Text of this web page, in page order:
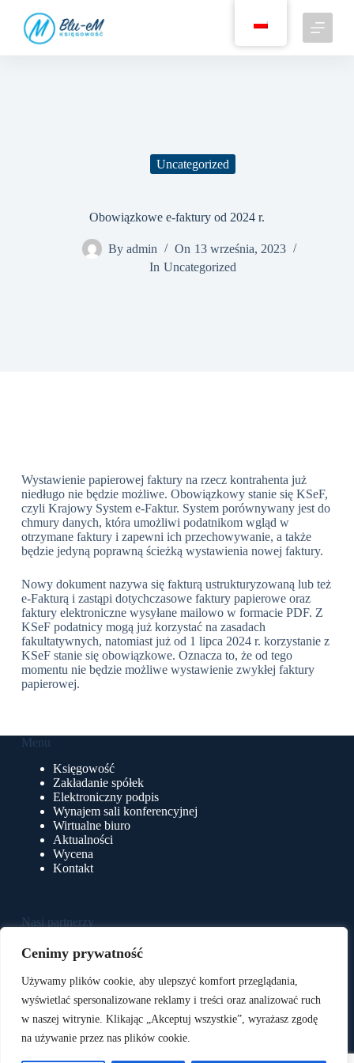
Cenimy prywatność
Używamy plików cookie, aby ulepszyć komfort przeglądania,
wyświetlać spersonalizowane reklamy i treści oraz analizować ruch
w naszej witrynie. Klikając „Akceptuj wszystkie”, wyrażasz zgodę
na używanie przez nas plików cookie.
Uncategorized
Obowiązkowe e-faktury od 2024 r.
By admin On 13 września, 2023
In Uncategorized
Wystawienie papierowej faktury na rzecz kontrahenta już
niedługo nie będzie możliwe. Obowiązkowy stanie się KSeF,
czyli Krajowy System e-Faktur. System porównywany jest do
chmury danych, która umożliwi podatnikom wgląd w
otrzymane faktury i zapewni ich przechowywanie, a także
będzie jedyną poprawną ścieżką wystawienia nowej faktury.
Nowy dokument nazywa się fakturą ustrukturyzowaną lub też
e-Fakturą i zastąpi dotychczasowe faktury papierowe oraz
faktury elektroniczne wysyłane mailowo w formacie PDF. Z
KSeF podatnicy mogą już korzystać na zasadach
fakultatywnych, natomiast już od 1 lipca 2024 r. korzystanie z
KSeF stanie się obowiązkowe. Oznacza to, że od tego
momentu nie będzie możliwe wystawienie zwykłej faktury
papierowej.
Menu
Księgowość
Zakładanie spółek
Elektroniczny podpis
Wynajem sali konferencyjnej
Wirtualne biuro
Aktualności
Wycena
Kontakt
Nasi partnerzy
BluSoft
BluSerwer
BluStreamTV
Adshoot
Polityka prywatności